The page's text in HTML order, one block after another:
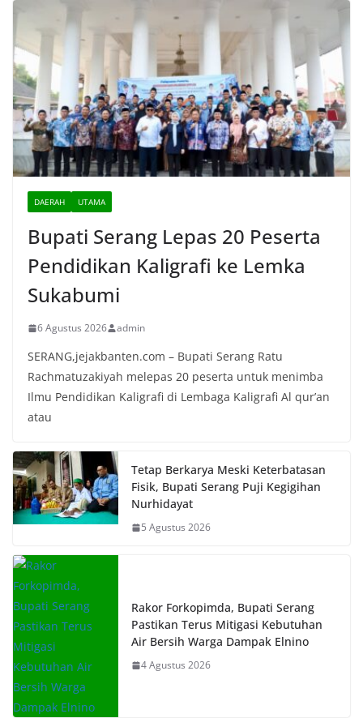
DAERAH UTAMA
Bupati Serang Lepas 20 Peserta
Pendidikan Kaligrafi ke Lemka
Sukabumi
6 Agustus 2026 admin
SERANG,jejakbanten.com – Bupati Serang Ratu
Rachmatuzakiyah melepas 20 peserta untuk menimba
Ilmu Pendidikan Kaligrafi di Lembaga Kaligrafi Al qur’an
atau
Tetap Berkarya Meski Keterbatasan
Fisik, Bupati Serang Puji Kegigihan
Nurhidayat
5 Agustus 2026
Rakor Forkopimda, Bupati Serang
Pastikan Terus Mitigasi Kebutuhan
Air Bersih Warga Dampak Elnino
4 Agustus 2026